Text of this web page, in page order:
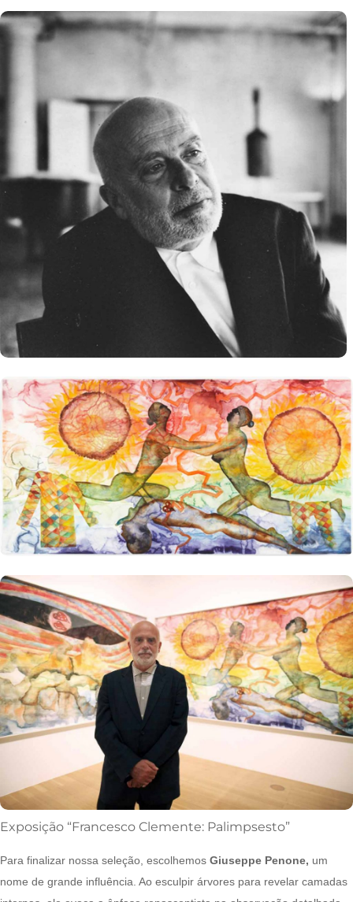
Exposição “Francesco Clemente: Palimpsesto”
Para finalizar nossa seleção, escolhemos Giuseppe Penone, um
nome de grande influência. Ao esculpir árvores para revelar camadas